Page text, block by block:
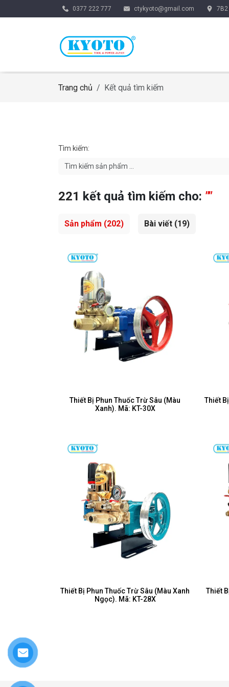
0377 222 777 ctykyoto@gmail.com 7B2
Trang chủ Kết quả tìm kiếm
Tìm kiếm:
221 kết quả tìm kiếm cho: ""
Sản phẩm (202) Bài viết (19)
Thiết Bị Phun Thuốc Trừ Sâu (Màu
Xanh). Mã: KT-30X
Thiết
Thiết Bị Phun Thuốc Trừ Sâu (Màu Xanh
Ngọc). Mã: KT-28X
Thiết